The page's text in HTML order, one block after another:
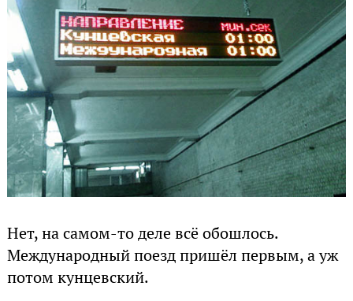
Нет, на самом-то деле всё обошлось.
Международный поезд пришёл первым, а уж
потом кунцевский.